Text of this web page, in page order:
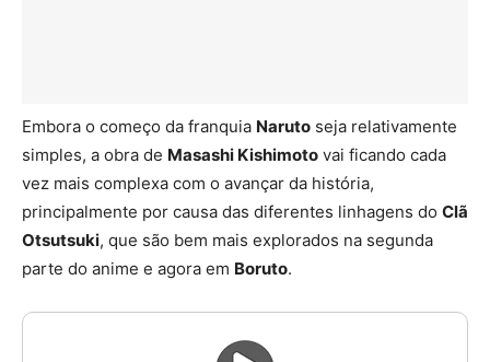
Embora o começo da franquia Naruto seja relativamente
simples, a obra de Masashi Kishimoto vai ficando cada
vez mais complexa com o avançar da história,
principalmente por causa das diferentes linhagens do Clã
Otsutsuki, que são bem mais explorados na segunda
parte do anime e agora em Boruto.